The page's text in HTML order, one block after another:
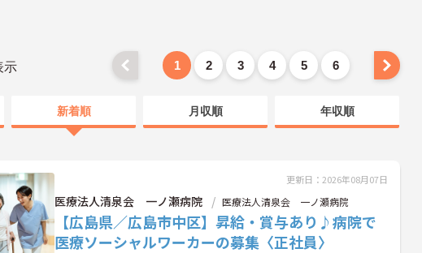
示 1 2 3 4 5 6
新着順 月収順 年収順
更新日：2026年08月07日
医療法人清泉会 一ノ瀬病院 医療法人清泉会 一ノ瀬病院
【広島県／広島市中区】昇給・賞与あり♪病院で
医療ソーシャルワーカーの募集〈正社員〉